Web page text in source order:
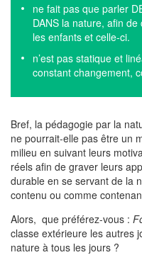
ne fait pas que parler
DANS la nature, afin
les enfants et celle-ci.
n’est pas statique et
constant changement,
Bref, la pédagogie par la
ne pourrait-elle pas être un
milieu en suivant leurs
réels afin de graver leurs
durable en se servant de la
contenu ou comme
Alors, que préférez-vous :
classe extérieure les autres
nature à tous les jours ?